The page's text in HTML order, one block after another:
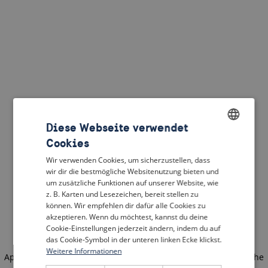
Application error: a client-side exception has occurred
(see the
DUTCH
FRENCH
GERMAN
Diese Webseite verwendet
Cookies
Wir verwenden Cookies, um sicherzustellen, dass
wir dir die bestmögliche Websitenutzung bieten und
um zusätzliche Funktionen auf unserer Website, wie
z. B. Karten und Lesezeichen, bereit stellen zu
können. Wir empfehlen dir dafür alle Cookies zu
akzeptieren. Wenn du möchtest, kannst du deine
Cookie-Einstellungen jederzeit ändern, indem du auf
das Cookie-Symbol in der unteren linken Ecke klickst.
Weitere Informationen